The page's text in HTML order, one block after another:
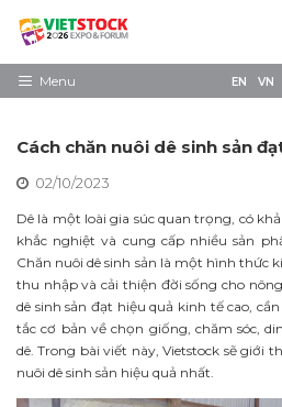
Skip
contentMenu
Tham Quan
Tin tức
Liên Hệ
EN VN
Cách chăn nuôi dê sinh sản
02/10/2023
Dê là một loài gia súc quan trọng, có
khắc nghiệt và cung cấp nhiều sản
Chăn nuôi dê sinh sản là một hình thức
thu nhập và cải thiện đời sống cho
dê sinh sản đạt hiệu quả kinh tế cao,
tắc cơ bản về chọn giống, chăm sóc,
dê. Trong bài viết này, Vietstock sẽ giới
nuôi dê sinh sản hiệu quả nhất.